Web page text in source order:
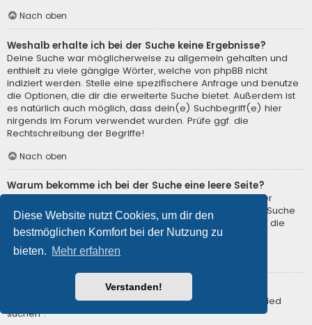
Diese Website nutzt Cookies, um dir den
bestmöglichen Komfort bei der Nutzung zu
bieten. Mehr erfahren
Verstanden!
Nach oben
Weshalb erhalte ich bei der Suche keine Ergebnisse?
Deine Suche war möglicherweise zu allgemein gehalten und
enthielt zu viele gängige Wörter, welche von phpBB nicht
indiziert werden. Stelle eine spezifischere Anfrage und benutze
die Optionen, die dir die erweiterte Suche bietet. Außerdem ist
es natürlich auch möglich, dass dein(e) Suchbegriff(e) hier
nirgends im Forum verwendet wurden. Prüfe ggf. die
Rechtschreibung der Begriffe!
Nach oben
Warum bekomme ich bei der Suche eine leere Seite?
Deine Suche lieferte zu viele Ergebnisse, somit konnte der
Webserver sie nicht verarbeiten. Benutze die erweiterte Suche
und gib spezifischere Suchbegriffe ein oder beschränke die
Suche auf verschiedene Unterforen.
Nach oben
Wie kann ich nach Mitgliedern suchen?
Gehe zur Mitgliederliste und klicke auf „Nach einem Mitglied
suchen“.